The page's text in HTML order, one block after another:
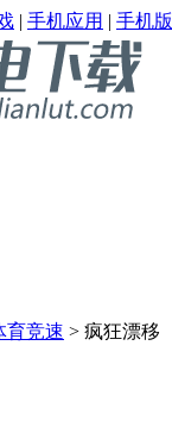
| 手机应用 | 手机版
育竞速 > 疯狂漂移